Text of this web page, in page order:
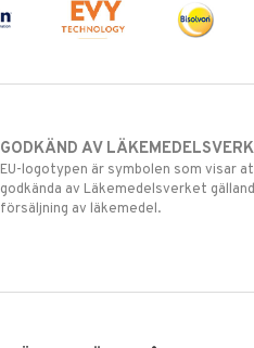
GODKÄND AV
EU-logotypen är symbolen som visar
godkända av Läkemedelsverket
försäljning av läkemedel.